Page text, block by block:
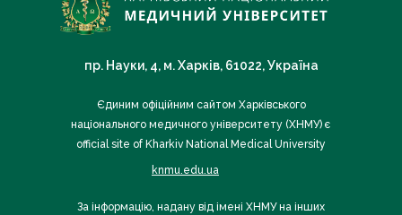
пр. Науки, 4, м. Харків, 61022, Україна
Єдиним офіційним сайтом Харківського
національного медичного університету (ХНМУ) є
official site of Kharkiv National Medical University
knmu.edu.ua
За інформацію, надану від імені ХНМУ на інших